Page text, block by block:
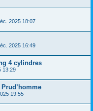
2025 18:07
2025 16:49
4 cylindres
13:29
19:55